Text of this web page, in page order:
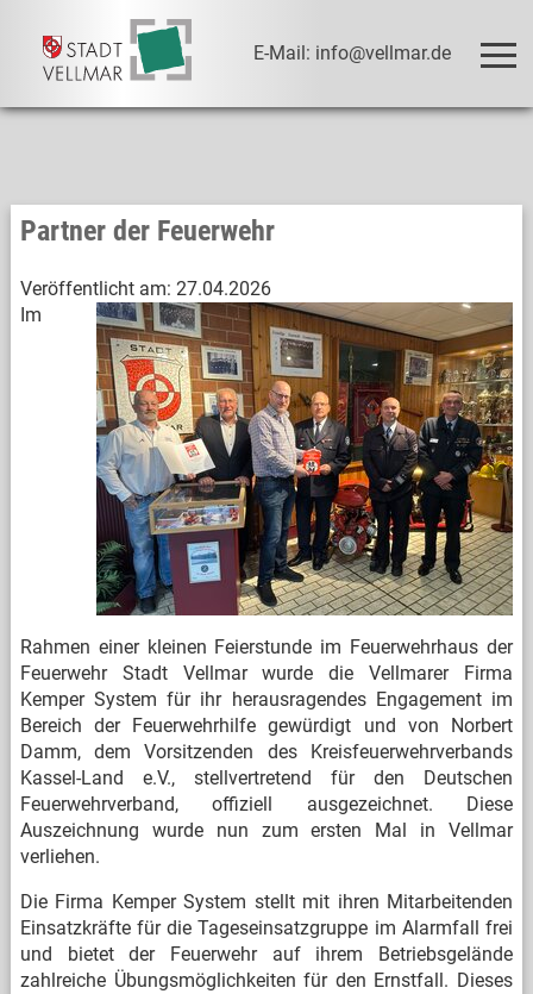
E-Mail: info@vellmar.de
Partner der Feuerwehr
Veröffentlicht am: 27.04.2026
Im
Rahmen einer kleinen Feierstunde im Feuerwehrhaus der
Feuerwehr Stadt Vellmar wurde die Vellmarer Firma
Kemper System für ihr herausragendes Engagement im
Bereich der Feuerwehrhilfe gewürdigt und von Norbert
Damm, dem Vorsitzenden des Kreisfeuerwehrverbands
Kassel-Land e.V., stellvertretend für den Deutschen
Feuerwehrverband, offiziell ausgezeichnet. Diese
Auszeichnung wurde nun zum ersten Mal in Vellmar
verliehen.
Die Firma Kemper System stellt mit ihren Mitarbeitenden
Einsatzkräfte für die Tageseinsatzgruppe im Alarmfall frei
und bietet der Feuerwehr auf ihrem Betriebsgelände
zahlreiche Übungsmöglichkeiten für den Ernstfall. Dieses